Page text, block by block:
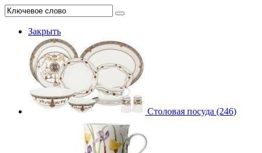
Закрыть
Столовая посуда (246)